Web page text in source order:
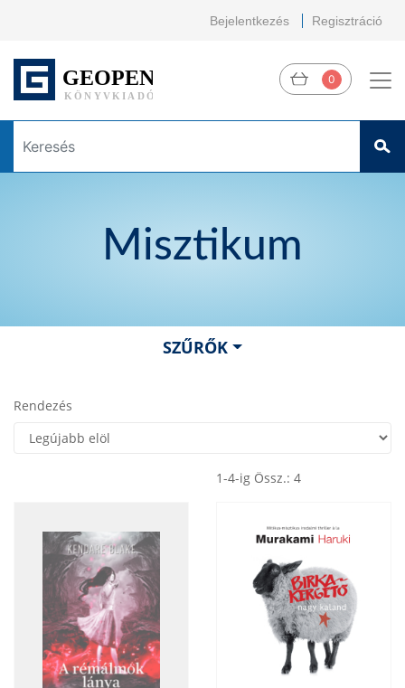
Bejelentkezés Regisztráció
0
Misztikum
SZŰRŐK
Rendezés
1-4-ig Össz.: 4